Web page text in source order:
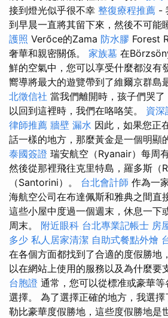
接到燈光似乎很不幸 整復療程推薦 -
到早晨一直將其留下來，然後不可能
護照 Verőce的Zama 防水膠 Forest
奢華和親密關係。 家族墓 在
鮮的空氣中，您可以享受什麼都沒有
嚮導將最大的遊覽帶到了維爾京群島
北徵信社 當我們離開時，孩子們哭
以回到這裡時，我們在咯咯笑。 資深
律師推薦 牆壁 漏水 因此，如果您正
話一樣的地方，那麼黃金是一個明顯
泰國簽證 瑞安航空（Ryanair）每周
然後從那裡飛往克里特島，羅多斯（
（Santorini）。 台北會計師 作為一
海航空公司在布達佩斯和雅典之間直
這些小屋中度過一個週末，休息一下
周末。 附近眼科 台北專業記帳士 房
多少 私人居家清潔 自助式餐點外燴
在各個方面都找到了合適的度假勝地
以在網站上使用的服務以及為什麼要
台胞證 通常，您可以從標准或豪華
選擇。 為了選擇正確的地方，我選
勒比豪華度假勝地，這些度假勝地是